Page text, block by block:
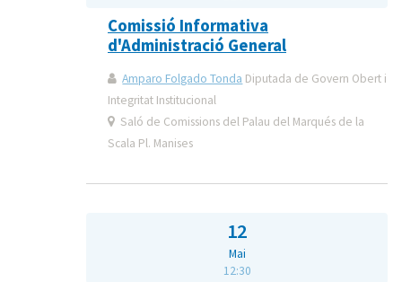
Comissió Informativa
d'Administració General
Amparo Folgado Tonda Diputada de Govern Obert i
Integritat Institucional
Saló de Comissions del Palau del Marqués de la
Scala Pl. Manises
12
Mai
12:30